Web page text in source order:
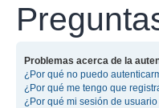
Problemas acerca de la
¿Por qué no puedo
¿Por qué me tengo que
¿Por qué mi sesión de